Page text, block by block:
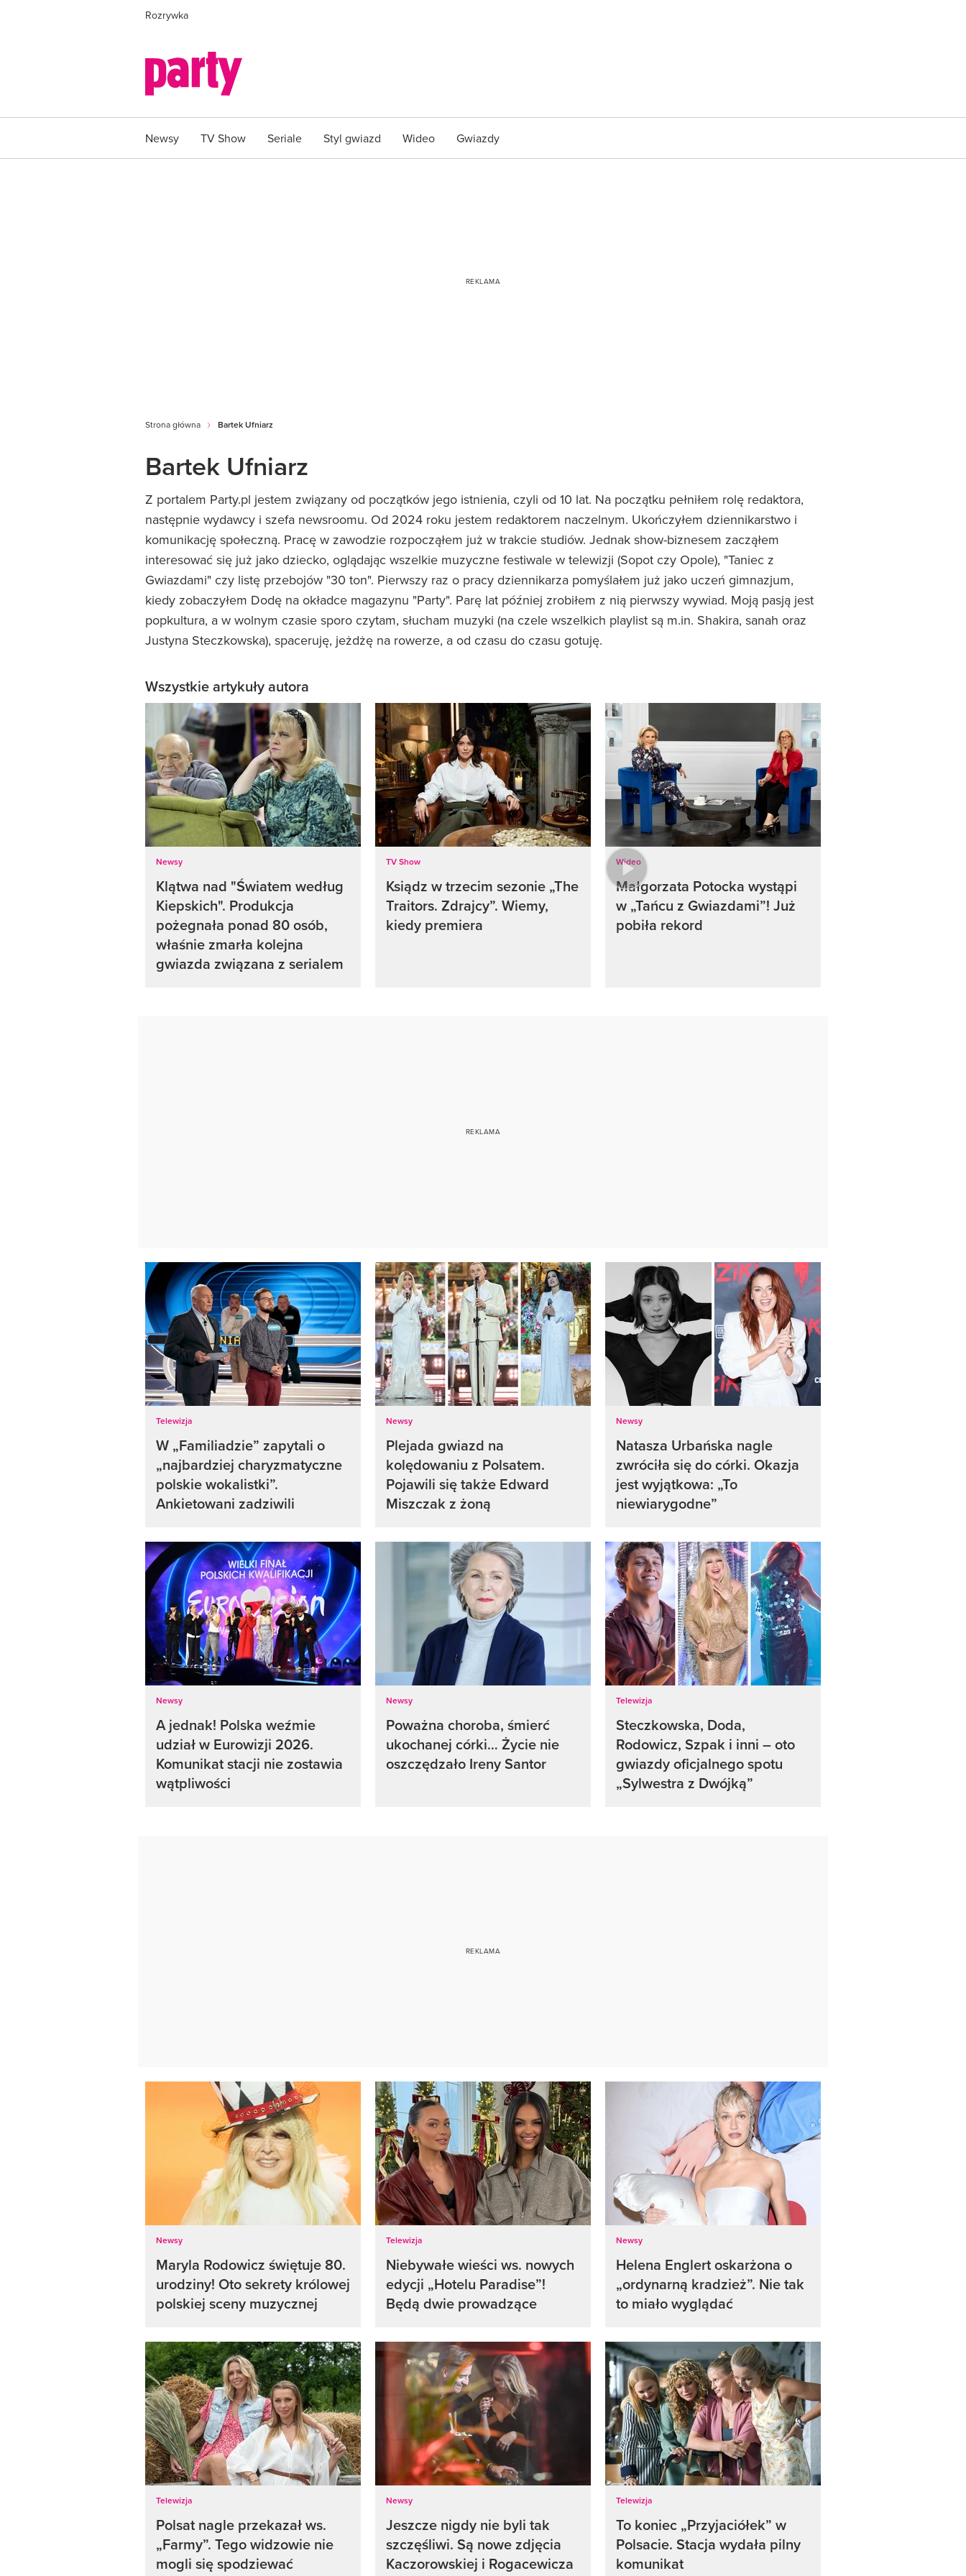
Rozrywka
Newsy TV Show Seriale Styl gwiazd Wideo Gwiazdy
Strona główna Bartek Ufniarz
Bartek Ufniarz
Z portalem Party.pl jestem związany od początków jego istnienia, czyli od 10 lat. Na początku pełniłem rolę redaktora,
następnie wydawcy i szefa newsroomu. Od 2024 roku jestem redaktorem naczelnym. Ukończyłem dziennikarstwo i
komunikację społeczną. Pracę w zawodzie rozpocząłem już w trakcie studiów. Jednak show-biznesem zacząłem
interesować się już jako dziecko, oglądając wszelkie muzyczne festiwale w telewizji (Sopot czy Opole), "Taniec z
Gwiazdami" czy listę przebojów "30 ton". Pierwszy raz o pracy dziennikarza pomyślałem już jako uczeń gimnazjum,
kiedy zobaczyłem Dodę na okładce magazynu "Party". Parę lat później zrobiłem z nią pierwszy wywiad. Moją pasją jest
popkultura, a w wolnym czasie sporo czytam, słucham muzyki (na czele wszelkich playlist są m.in. Shakira, sanah oraz
Justyna Steczkowska), spaceruję, jeżdżę na rowerze, a od czasu do czasu gotuję.
Wszystkie artykuły autora
Newsy
Klątwa nad "Światem według
Kiepskich". Produkcja
pożegnała ponad 80 osób,
właśnie zmarła kolejna
gwiazda związana z serialem
TV Show
Ksiądz w trzecim sezonie „The
Traitors. Zdrajcy”. Wiemy,
kiedy premiera
Wideo
Małgorzata Potocka wystąpi
w „Tańcu z Gwiazdami”! Już
pobiła rekord
Telewizja
W „Familiadzie” zapytali o
„najbardziej charyzmatyczne
polskie wokalistki”.
Ankietowani zadziwili
Newsy
Plejada gwiazd na
kolędowaniu z Polsatem.
Pojawili się także Edward
Miszczak z żoną
Newsy
Natasza Urbańska nagle
zwróciła się do córki. Okazja
jest wyjątkowa: „To
niewiarygodne”
Newsy
A jednak! Polska weźmie
udział w Eurowizji 2026.
Komunikat stacji nie zostawia
wątpliwości
Newsy
Poważna choroba, śmierć
ukochanej córki… Życie nie
oszczędzało Ireny Santor
Telewizja
Steczkowska, Doda,
Rodowicz, Szpak i inni – oto
gwiazdy oficjalnego spotu
„Sylwestra z Dwójką”
Newsy
Maryla Rodowicz świętuje 80.
urodziny! Oto sekrety królowej
polskiej sceny muzycznej
Telewizja
Niebywałe wieści ws. nowych
edycji „Hotelu Paradise”!
Będą dwie prowadzące
Newsy
Helena Englert oskarżona o
„ordynarną kradzież”. Nie tak
to miało wyglądać
Telewizja
Polsat nagle przekazał ws.
„Farmy”. Tego widzowie nie
mogli się spodziewać
Newsy
Jeszcze nigdy nie byli tak
szczęśliwi. Są nowe zdjęcia
Kaczorowskiej i Rogacewicza
Telewizja
To koniec „Przyjaciółek” w
Polsacie. Stacja wydała pilny
komunikat